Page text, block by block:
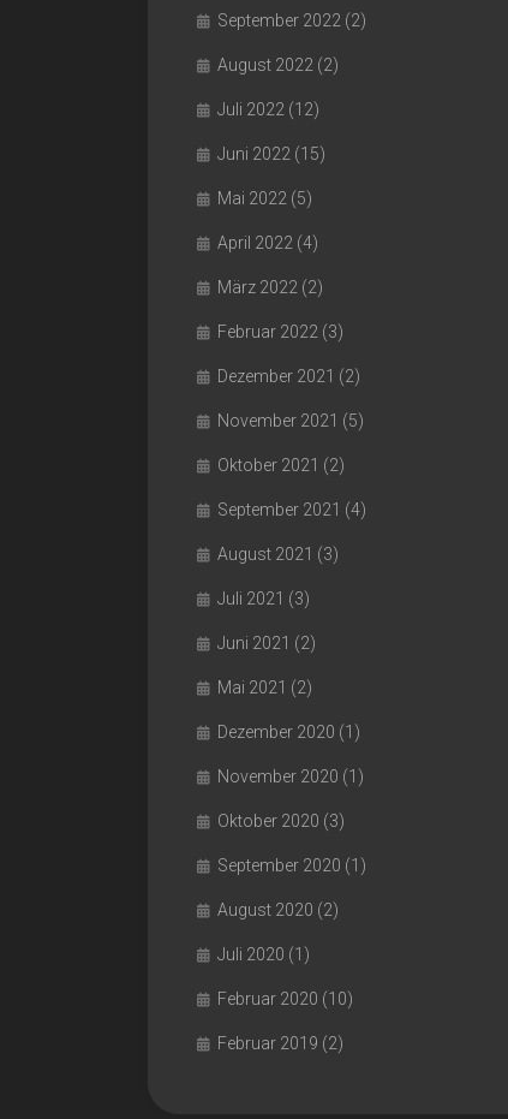
September 2022 (2)
August 2022 (2)
Juli 2022 (12)
Juni 2022 (15)
Mai 2022 (5)
April 2022 (4)
März 2022 (2)
Februar 2022 (3)
Dezember 2021 (2)
November 2021 (5)
Oktober 2021 (2)
September 2021 (4)
August 2021 (3)
Juli 2021 (3)
Juni 2021 (2)
Mai 2021 (2)
Dezember 2020 (1)
November 2020 (1)
Oktober 2020 (3)
September 2020 (1)
August 2020 (2)
Juli 2020 (1)
Februar 2020 (10)
Februar 2019 (2)